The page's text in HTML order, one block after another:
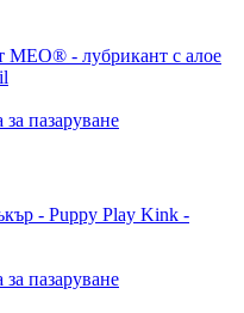
пазаруване
пазаруване